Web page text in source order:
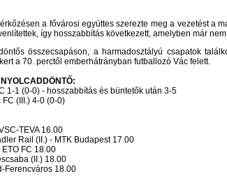
a fővárosi együttes szerezte meg a vezetést a
így hosszabbítás következett, amelyben már
összecsapáson, a harmadosztályú csapatok
a 70. perctől emberhátrányban futballozó Vác felett.
1-1 (0-0) - hosszabbítás és büntetők után 3-5
FC (III.) 4-0 (0-0)
TEVA 16.00
Rail (II.) - MTK Budapest 17.00
FC 18.00
(II.) 18.00
Ferencváros 18.00